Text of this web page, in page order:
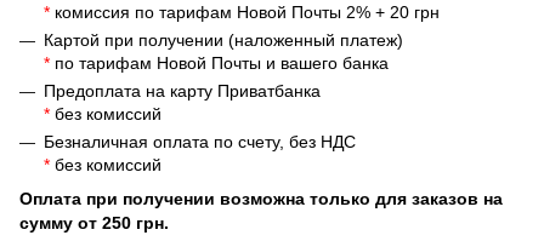
* комиссия по тарифам Новой Почты 2% + 20 грн
Картой при получении (наложенный платеж)
* по тарифам Новой Почты и вашего банка
Предоплата на карту Приватбанка
* без комиссий
Безналичная оплата по счету, без НДС
* без комиссий
Оплата при получении возможна только для заказов на
сумму от 250 грн.